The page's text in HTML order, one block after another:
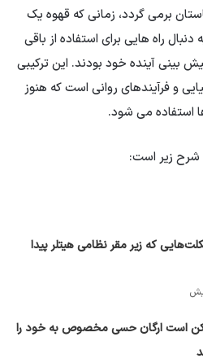
برمی گردد، زمانی که قهوه یک
راه هایی برای استفاده از باقی
بینی آینده خود بودند. این ترکیبی
و فرآیندهای روانی است که هنوز
استفاده می شود.
که زیر مقر نظامی هیتلر پیدا
است ارگان حسی مخصوص به خود را